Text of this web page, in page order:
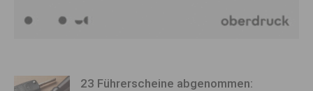
23 Führerscheine abgenommen: